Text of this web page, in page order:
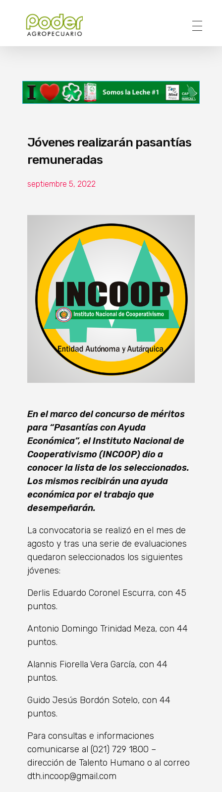
Jóvenes realizarán pasantías
remuneradas
septiembre 5, 2022
En el marco del concurso de méritos
para “Pasantías con Ayuda
Económica”, el Instituto Nacional de
Cooperativismo (INCOOP) dio a
conocer la lista de los seleccionados.
Los mismos recibirán una ayuda
económica por el trabajo que
desempeñarán.
La convocatoria se realizó en el mes de
agosto y tras una serie de evaluaciones
quedaron seleccionados los siguientes
jóvenes:
Derlis Eduardo Coronel Escurra, con 45
puntos.
Antonio Domingo Trinidad Meza, con 44
puntos.
Alannis Fiorella Vera García, con 44
puntos.
Guido Jesús Bordón Sotelo, con 44
puntos.
Para consultas e informaciones
comunicarse al (021) 729 1800 –
dirección de Talento Humano o al correo
dth.incoop@gmail.com